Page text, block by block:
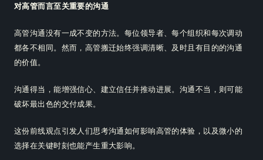
对高管而言至关重要的沟通
高管沟通没有一成不变的方法。每位领导者、每个组织和每次调动
都各不相同。然而，高管搬迁始终强调清晰、及时且有目的的沟通
的价值。
沟通得当，能增强信心、建立信任并推动进展。沟通不当，则可能
破坏最出色的交付成果。
这份前线观点引发人们思考沟通如何影响高管的体验，以及微小的
选择在关键时刻也能产生重大影响。